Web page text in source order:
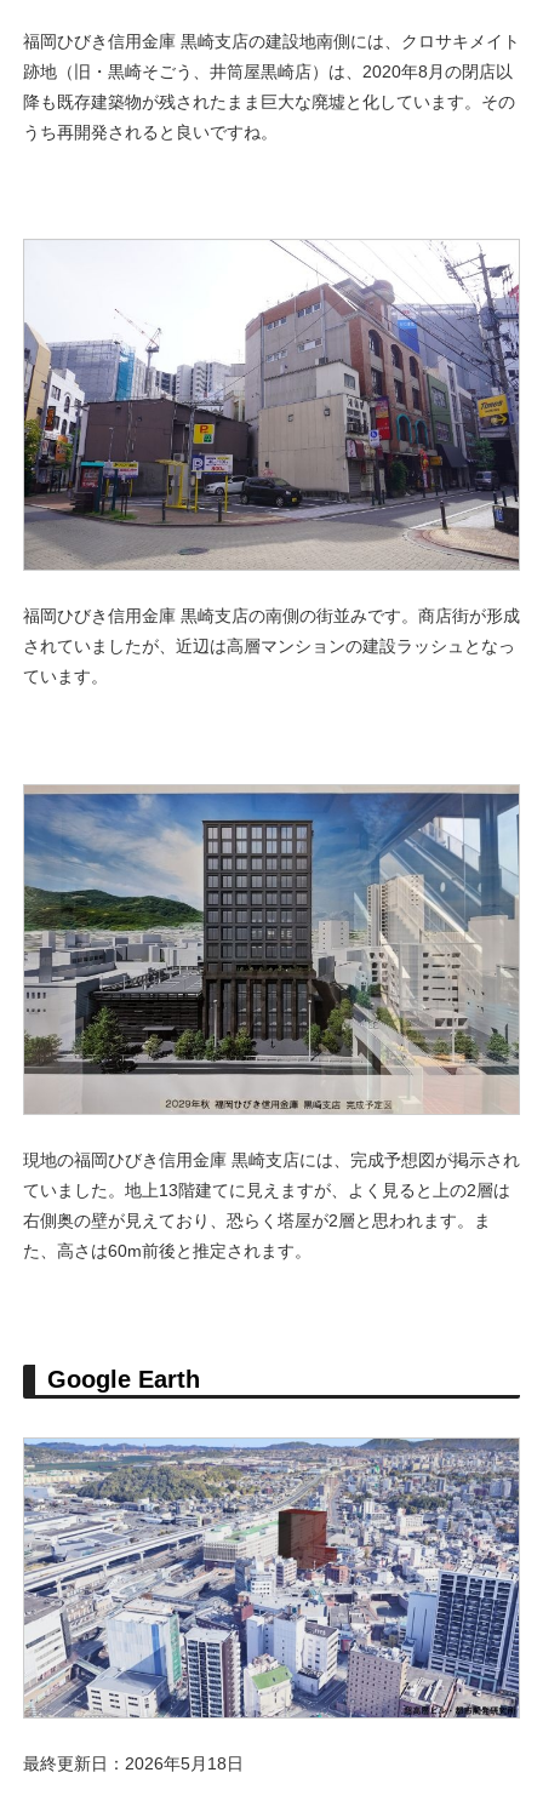
福岡ひびき信用金庫 黒崎支店の建設地南側には、クロサキメイト
跡地（旧・黒崎そごう、井筒屋黒崎店）は、2020年8月の閉店以
降も既存建築物が残されたまま巨大な廃墟と化しています。その
うち再開発されると良いですね。
福岡ひびき信用金庫 黒崎支店の南側の街並みです。商店街が形成
されていましたが、近辺は高層マンションの建設ラッシュとなっ
ています。
現地の福岡ひびき信用金庫 黒崎支店には、完成予想図が掲示され
ていました。地上13階建てに見えますが、よく見ると上の2層は
右側奥の壁が見えており、恐らく塔屋が2層と思われます。ま
た、高さは60m前後と推定されます。
Google Earth
最終更新日：2026年5月18日